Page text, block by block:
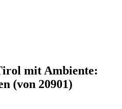
mit Ambiente:
(von 20901)